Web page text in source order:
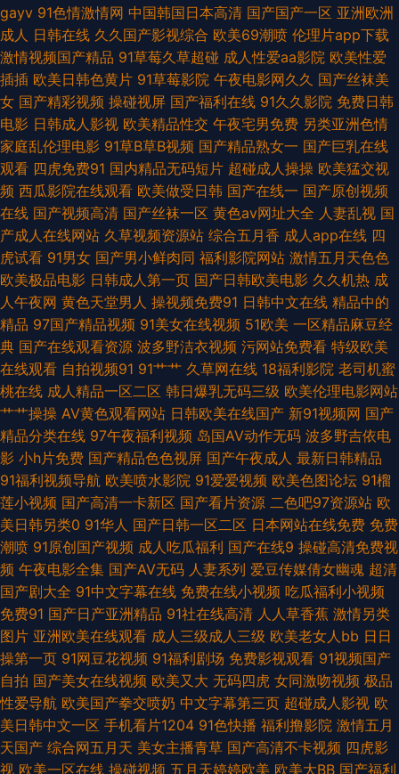
品久久国产 91插插插精品 午夜论理片福利 九一成人秘网 天堂福利社 91精品
变态直播 国产影院 久久精品首页 午夜福利A片官网 国产44页 91夫妻原创久
久 亚洲青娱乐avi 91免费视频黑丝 国产91高跟丝袜 成人午夜A片 户外露出在
线观看 www人畜激情 久久青青草网站 午夜三级网站 91色色欧美日韩 五月
激情网站 97综合激情 日韩黄色三级影院 欧美色图日本 综合另类精品av 日本
不卡AC 天天久久视频 青青操人妻 欧美激情28p 国产在线999 欧美a影院 欧
美无砖砖区 97在线免费视频 欧美曰逼 超碰熟妇 91人妻爽 91婷婷涩涩 欧美
性国产 人妖av 婷婷五月花 超碰碰成人 www青青艹 欧美日韩一色哟哟 玖玖
伊热 久久偷拍网站 五月天韩国不卡 欧美色淫色 婷婷基地qvod 91老司机精
品 久热精品10 欧美成人超碰 久久伊人艹 av自拍 欧美性爱tv 人人插人人操
97韩亚洲 91久久视频 欧美免费一线 欧美免费bb av狼人社av 色图撸撸 黑人
黄色网 成人91看片软件 99拍99视频 麻豆陈可心AV 91网站美女 尤物天天干
97超碰福利导航 丁香91大香蕉 手机亚洲色在线 免费在线观看污 AV中亚aV
久久精品日韩久久 天天色图 丝袜玉足五月天 日韩无码磁力 成人网站立即观
看 欧美久久成人网站 91少女被入 欧美黄一片 五月天色人妻 伊人青青香蕉 草
草黄色在线 国产精品白 福利影院导航 欧美日韩肏屄 五月激情乱伦网 91足交
AV网址 91第一福利 91在现精品 香蕉视频污版 91视频网站免费 日韩色欧 九
gayv 91色情激情网 中国韩国日本高清 国产国产一区 亚洲欧洲
成人 日韩在线 久久国产影视综合 欧美69潮喷 伦理片app下载
激情视频国产精品 91草莓久草超碰 成人性爱aa影院 欧美性爱
插插 欧美日韩色黄片 91草莓影院 午夜电影网久久 国产丝袜美
女 国产精彩视频 操碰视屏 国产福利在线 91久久影院 免费日韩
电影 日韩成人影视 欧美精品性交 午夜宅男免费 另类亚洲色情
家庭乱伦理电影 91草B草B视频 国产精品熟女一 国产巨乳在线
观看 四虎免费91 国内精品无码短片 超碰成人操操 欧美猛交视
频 西瓜影院在线观看 欧美做受日韩 国产在线一 国产原创视频
在线 国产视频高清 国产丝袜一区 黄色av网址大全 人妻乱视 国
产成人在线网站 久草视频资源站 综合五月香 成人app在线 四
虎试看 91男女 国产男小鲜肉同 福利影院网站 激情五月天色色
欧美极品电影 日韩成人第一页 国产日韩欧美电影 久久机热 成
人午夜网 黄色天堂男人 操视频免费91 日韩中文在线 精品中的
精品 97国产精品视频 91美女在线视频 51欧美 一区精品麻豆经
典 国产在线观看资源 波多野洁衣视频 污网站免费看 特级欧美
在线观看 自拍视频91 91艹艹 久草网在线 18福利影院 老司机蜜
桃在线 成人精品一区二区 韩日爆乳无码三级 欧美伦理电影网站
艹艹操操 AV黄色观看网站 日韩欧美在线国产 新91视频网 国产
精品分类在线 97午夜福利视频 岛国AV动作无码 波多野吉依电
影 小h片免费 国产精品色色视屏 国产午夜成人 最新日韩精品
91福利视频导航 欧美喷水影院 91爱爱视频 欧美色图论坛 91榴
莲小视频 国产高清一卡新区 国产看片资源 二色吧97资源站 欧
美日韩另类0 91华人 国产日韩一区二区 日本网站在线免费 免费
潮喷 91原创国产视频 成人吃瓜福利 国产在线9 操碰高清免费视
频 午夜电影全集 国产AV无码 人妻系列 爱豆传媒倩女幽魂 超清
国产剧大全 91中文字幕在线 免费在线小视频 吃瓜福利小视频
免费91 国产日产亚洲精品 91社在线高清 人人草香蕉 激情另类
图片 亚洲欧美在线观看 成人三级成人三级 欧美老女人bb 日日
操第一页 91网豆花视频 91福利剧场 免费影视观看 91视频国产
自拍 国产美女在线视频 欧美又大 无码四虎 女同激吻视频 极品
性爱导航 欧美国产拳交喷奶 中文字幕第三页 超碰成人影视 欧
美日韩中文一区 手机看片1204 91色快播 福利撸影院 激情五月
天国产 综合网五月天 美女主播青草 国产高清不卡视频 四虎影
视 欧美一区在线 操碰视频 五月天婷婷欧美 欧美大BB 国产福利